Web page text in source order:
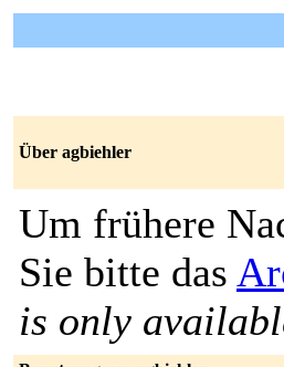
Über agbiehler
Um frühere
Sie bitte das
is only